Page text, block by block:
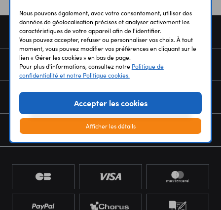
COMMANDE
SERVICES
NEWSLETTER
Nous pouvons également, avec votre consentement, utiliser des
données de géolocalisation précises et analyser activement les
caractéristiques de votre appareil afin de l'identifier.
Vous pouvez accepter, refuser ou personnaliser vos choix. À tout
moment, vous pouvez modifier vos préférences en cliquant sur le
lien « Gérer les cookies » en bas de page.
Pour plus d'informations, consultez notre Politique de
confidentialité et notre Politique cookies.
Accepter les cookies
Afficher les détails